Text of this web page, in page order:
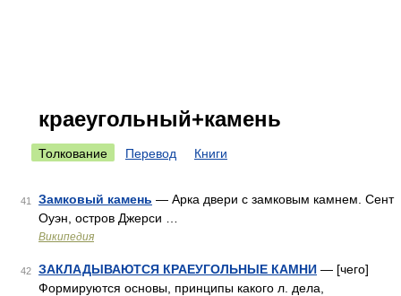
краеугольный+камень
Толкование Перевод Книги
41 Замковый камень — Арка двери с замковым камнем. Сент
Оуэн, остров Джерси …
Википедия
42 ЗАКЛАДЫВАЮТСЯ КРАЕУГОЛЬНЫЕ КАМНИ — [чего]
Формируются основы, принципы какого л. дела,